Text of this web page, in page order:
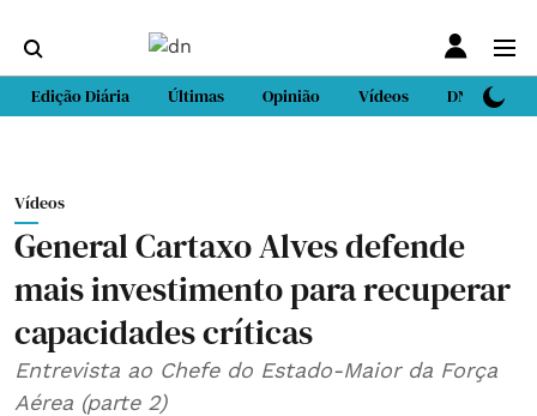
Edição Diária Últimas Opinião Vídeos DN Sport
Vídeos
General Cartaxo Alves defende
mais investimento para recuperar
capacidades críticas
Entrevista ao Chefe do Estado-Maior da Força
Aérea (parte 2)